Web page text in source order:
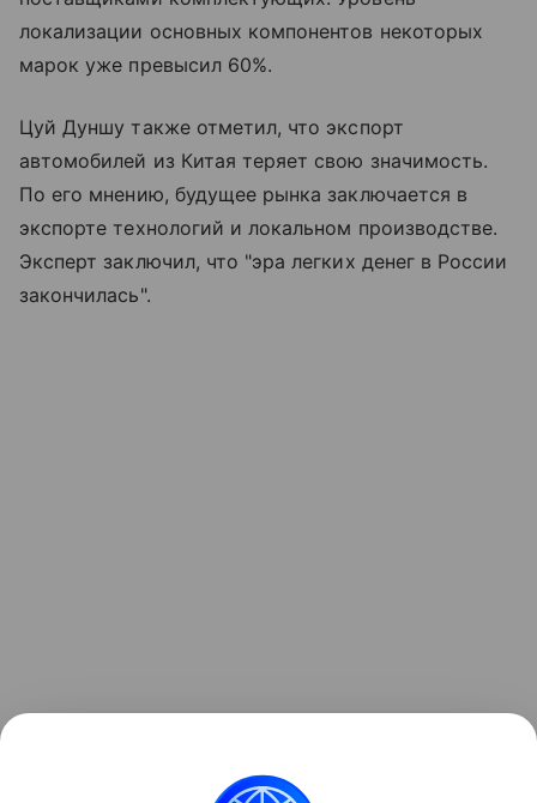
локализации основных компонентов некоторых
марок уже превысил 60%.
Цуй Дуншу также отметил, что экспорт
автомобилей из Китая теряет свою значимость.
По его мнению, будущее рынка заключается в
экспорте технологий и локальном производстве.
Эксперт заключил, что "эра легких денег в России
закончилась".